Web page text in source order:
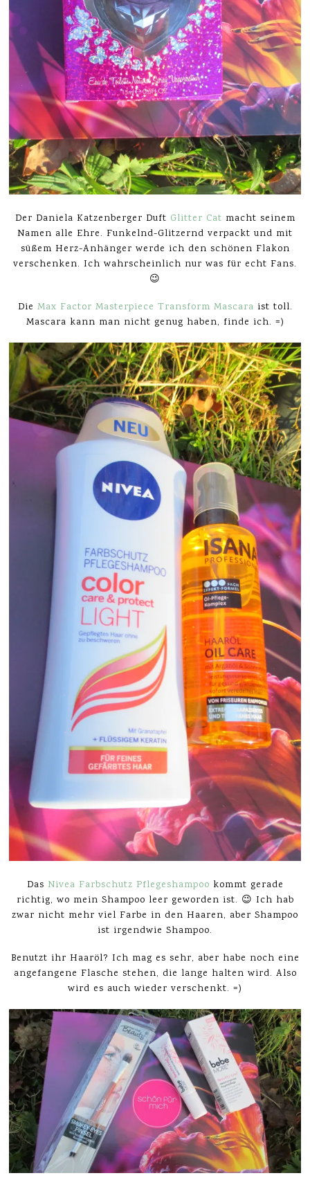
Der Daniela Katzenberger Duft Glitter Cat macht seinem
Namen alle Ehre. Funkelnd-Glitzernd verpackt und mit
süßem Herz-Anhänger werde ich den schönen Flakon
verschenken. Ich wahrscheinlich nur was für echt Fans.
😉
Die Max Factor Masterpiece Transform Mascara ist toll.
Mascara kann man nicht genug haben, finde ich. =)
Das Nivea Farbschutz Pflegeshampoo kommt gerade
richtig, wo mein Shampoo leer geworden ist. 😉 Ich hab
zwar nicht mehr viel Farbe in den Haaren, aber Shampoo
ist irgendwie Shampoo.
Benutzt ihr Haaröl? Ich mag es sehr, aber habe noch eine
angefangene Flasche stehen, die lange halten wird. Also
wird es auch wieder verschenkt. =)